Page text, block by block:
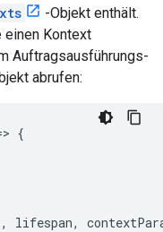
-Objekt enthält.
Kontext
Auftragsausführungs-
abrufen:
> {
, lifespan,